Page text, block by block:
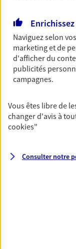
2 Place De La
Agence
Horaires :
Ouvre
Naviguez selon
marketing et de
d'afficher du
publicités
campagnes.
Vous êtes libre de
changer d'avis à
cookies"
Consulter notre